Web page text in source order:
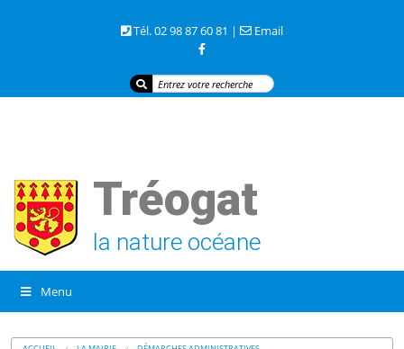
Tél. 02 98 87 60 81 |
Email
Tréogat
la nature océane
Menu